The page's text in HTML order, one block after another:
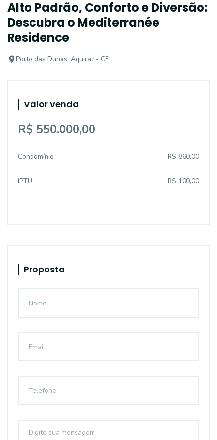
Alto Padrão, Conforto e Diversão:
Descubra o Mediterranée
Residence
Porto das Dunas, Aquiraz - CE
Valor venda
R$ 550.000,00
Condomínio R$ 860,00
IPTU R$ 100,00
Proposta